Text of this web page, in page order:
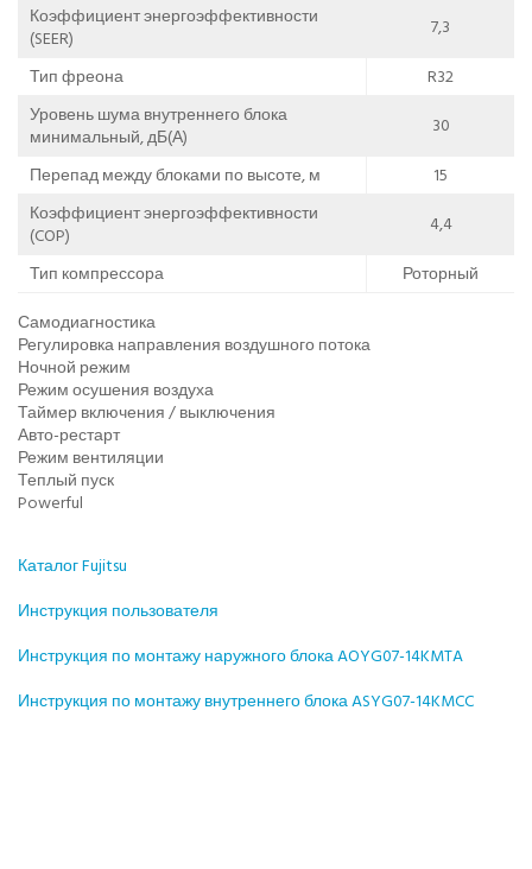
Коэффициент энергоэффективности
(SEER)
7,3
Тип фреона
R32
Уровень шума внутреннего блока
минимальный, дБ(А)
30
Перепад между блоками по высоте, м
15
Коэффициент энергоэффективности
(COP)
4,4
Тип компрессора
Роторный
Самодиагностика
Регулировка направления воздушного потока
Ночной режим
Режим осушения воздуха
Таймер включения / выключения
Авто-рестарт
Режим вентиляции
Теплый пуск
Powerful
Каталог Fujitsu
Инструкция пользователя
Инструкция по монтажу наружного блока AOYG07-14KMTA
Инструкция по монтажу внутреннего блока ASYG07-14KMCC